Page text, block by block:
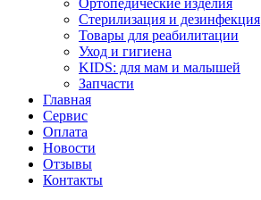
Ортопедические изделия
Стерилизация и дезинфекция
Товары для реабилитации
Уход и гигиена
KIDS: для мам и малышей
Запчасти
Главная
Сервис
Оплата
Новости
Отзывы
Контакты